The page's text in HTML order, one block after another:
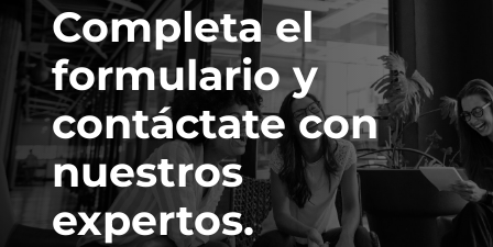
Completa el
formulario y
contáctate con
nuestros
expertos.